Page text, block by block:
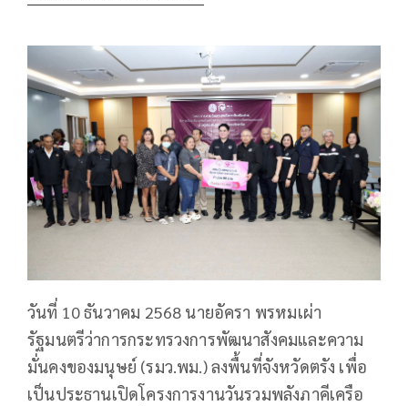
วันที่ 10 ธันวาคม 2568 นายอัครา พรหมเผ่า
รัฐมนตรีว่าการกระทรวงการพัฒนาสังคมและความ
มั่นคงของมนุษย์ (รมว.พม.) ลงพื้นที่จังหวัดตรัง เพื่อ
เป็นประธานเปิดโครงการงานวันรวมพลังภาคีเครือ